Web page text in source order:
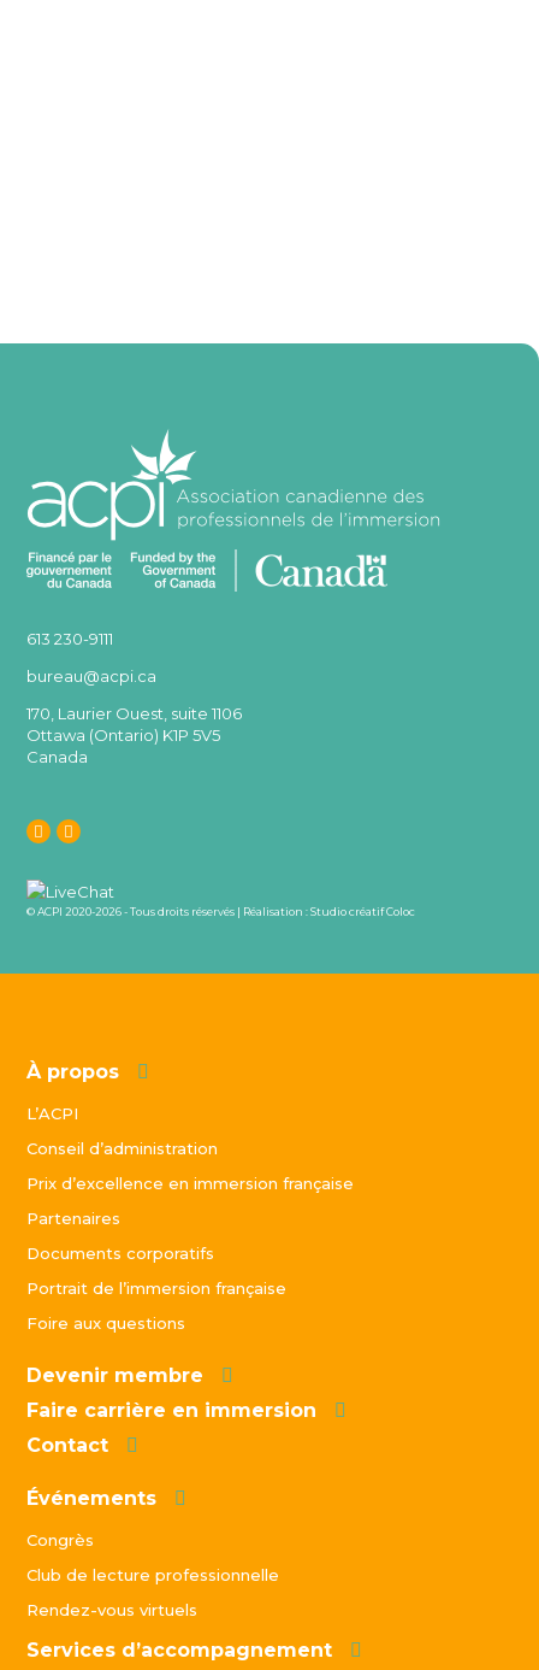
613 230-9111
bureau@acpi.ca
170, Laurier Ouest, suite 1106
Ottawa (Ontario) K1P 5V5
Canada
© ACPI 2020-2026 - Tous droits réservés | Réalisation :Studio créatif Coloc
À propos
L’ACPI
Conseil d’administration
Prix d’excellence en immersion française
Partenaires
Documents corporatifs
Portrait de l’immersion française
Foire aux questions
Devenir membre
Faire carrière en immersion
Contact
Événements
Congrès
Club de lecture professionnelle
Rendez-vous virtuels
Services d’accompagnement